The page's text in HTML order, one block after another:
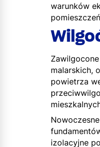
warunków
malarskich,
powietrza
izolacyjne